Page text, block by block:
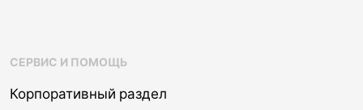
СЕРВИС И ПОМОЩЬ
Корпоративный раздел